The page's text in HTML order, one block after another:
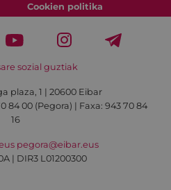
Cookien politika
sozial guztiak
plaza, 1 | 20600 Eibar
84 00 (Pegora) | Faxa: 943 70 84
16
pegora@eibar.eus
| DIR3 L01200300